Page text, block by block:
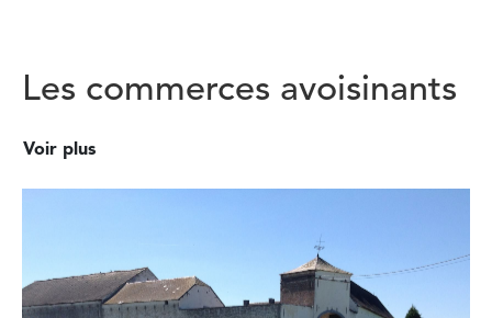
Les commerces avoisinants
Voir plus